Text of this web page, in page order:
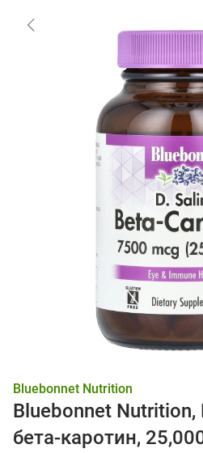
Bluebonnet Nutrition
Bluebonnet
бета-каротин,